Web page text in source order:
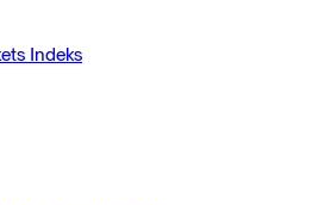
Indeks